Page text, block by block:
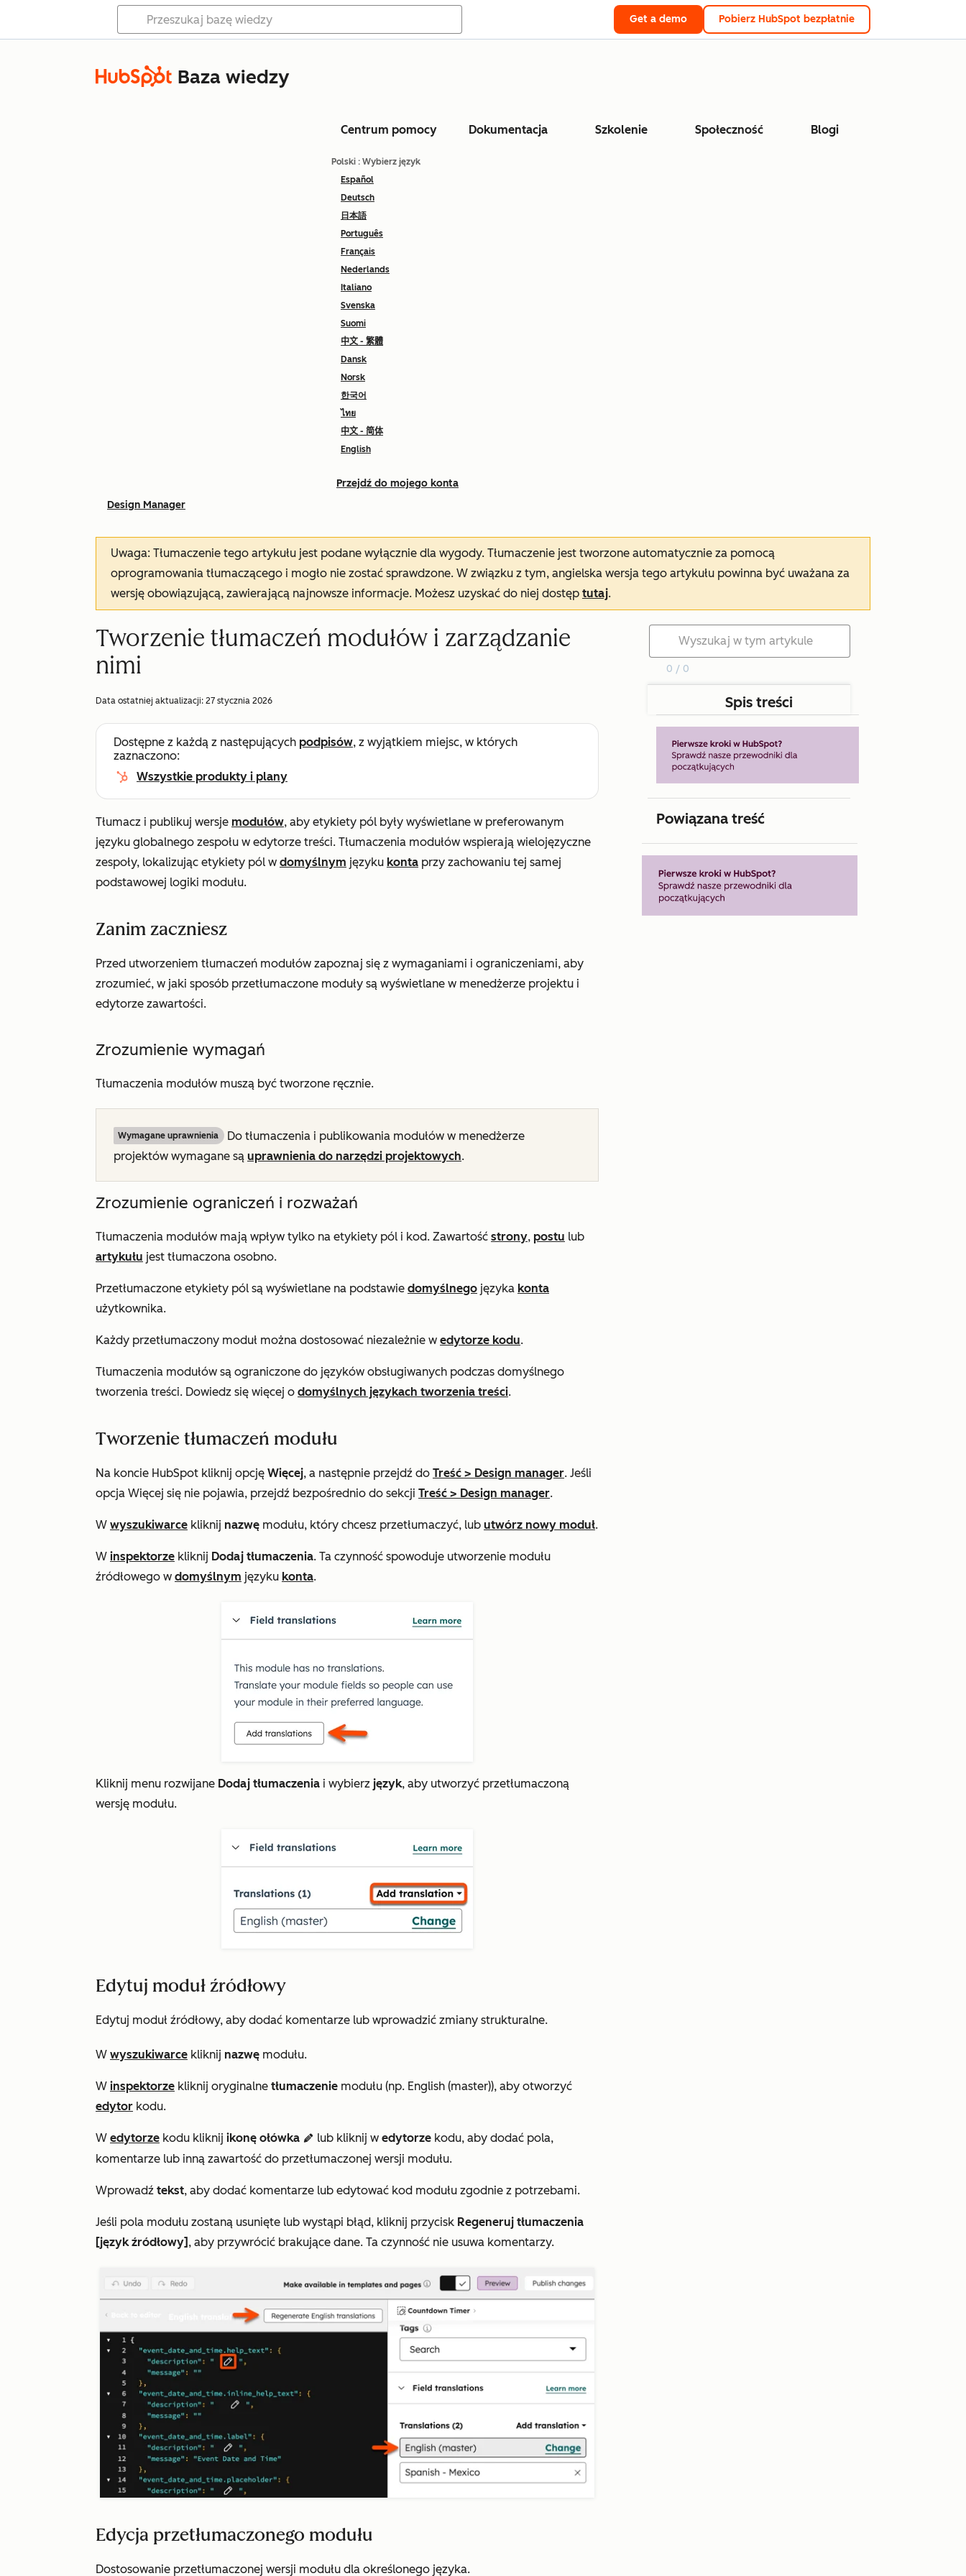
Get a demo Pobierz HubSpot bezpłatnie
Baza wiedzy
Centrum pomocy Dokumentacja Szkolenie Społeczność Blogi
Polski : Wybierz język
Español
Deutsch
日本語
Português
Français
Nederlands
Italiano
Svenska
Suomi
中文 - 繁體
Dansk
Norsk
한국어
ไทย
中文 - 简体
English
Przejdź do mojego konta
Design Manager
Uwaga: Tłumaczenie tego artykułu jest podane wyłącznie dla wygody. Tłumaczenie jest tworzone automatycznie za pomocą
oprogramowania tłumaczącego i mogło nie zostać sprawdzone. W związku z tym, angielska wersja tego artykułu powinna być uważana za
wersję obowiązującą, zawierającą najnowsze informacje. Możesz uzyskać do niej dostęp tutaj.
Tworzenie tłumaczeń modułów i zarządzanie
nimi
Data ostatniej aktualizacji: 27 stycznia 2026
Dostępne z każdą z następujących podpisów, z wyjątkiem miejsc, w których
zaznaczono:
Wszystkie produkty i plany
Tłumacz i publikuj wersje modułów, aby etykiety pól były wyświetlane w preferowanym
języku globalnego zespołu w edytorze treści. Tłumaczenia modułów wspierają wielojęzyczne
zespoły, lokalizując etykiety pól w domyślnym języku konta przy zachowaniu tej samej
podstawowej logiki modułu.
Zanim zaczniesz
Przed utworzeniem tłumaczeń modułów zapoznaj się z wymaganiami i ograniczeniami, aby
zrozumieć, w jaki sposób przetłumaczone moduły są wyświetlane w menedżerze projektu i
edytorze zawartości.
Zrozumienie wymagań
Tłumaczenia modułów muszą być tworzone ręcznie.
Wymagane uprawnienia
Do tłumaczenia i publikowania modułów w menedżerze
projektów wymagane są uprawnienia do narzędzi projektowych.
Zrozumienie ograniczeń i rozważań
Tłumaczenia modułów mają wpływ tylko na etykiety pól i kod. Zawartość strony, postu lub
artykułu jest tłumaczona osobno.
Przetłumaczone etykiety pól są wyświetlane na podstawie domyślnego języka konta
użytkownika.
Każdy przetłumaczony moduł można dostosować niezależnie w edytorze kodu.
Tłumaczenia modułów są ograniczone do języków obsługiwanych podczas domyślnego
tworzenia treści. Dowiedz się więcej o domyślnych językach tworzenia treści.
Tworzenie tłumaczeń modułu
Na koncie HubSpot kliknij opcję Więcej, a następnie przejdź do Treść > Design manager. Jeśli
opcja Więcej się nie pojawia, przejdź bezpośrednio do sekcji Treść > Design manager.
W wyszukiwarce kliknij nazwę modułu, który chcesz przetłumaczyć, lub utwórz nowy moduł.
W inspektorze kliknij Dodaj tłumaczenia. Ta czynność spowoduje utworzenie modułu
źródłowego w domyślnym języku konta.
Kliknij menu rozwijane Dodaj tłumaczenia i wybierz język, aby utworzyć przetłumaczoną
wersję modułu.
Edytuj moduł źródłowy
Edytuj moduł źródłowy, aby dodać komentarze lub wprowadzić zmiany strukturalne.
W wyszukiwarce kliknij nazwę modułu.
W inspektorze kliknij oryginalne tłumaczenie modułu (np. English (master)), aby otworzyć
edytor kodu.
W edytorze kodu kliknij ikonę ołówka edit lub kliknij w edytorze kodu, aby dodać pola,
komentarze lub inną zawartość do przetłumaczonej wersji modułu.
Wprowadź tekst, aby dodać komentarze lub edytować kod modułu zgodnie z potrzebami.
Jeśli pola modułu zostaną usunięte lub wystąpi błąd, kliknij przycisk Regeneruj tłumaczenia
[język źródłowy] , aby przywrócić brakujące dane. Ta czynność nie usuwa komentarzy.
Edycja przetłumaczonego modułu
Dostosowanie przetłumaczonej wersji modułu dla określonego języka.
0 / 0
Spis treści
Powiązana treść